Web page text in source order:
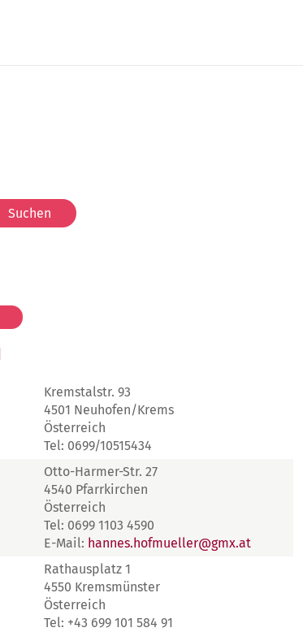
Kremstalstr. 93
4501 Neuhofen/Krems
Österreich
Tel: 0699/10515434
Otto-Harmer-Str. 27
4540 Pfarrkirchen
Österreich
Tel: 0699 1103 4590
E-Mail: hannes.hofmueller@gmx.at
Rathausplatz 1
4550 Kremsmünster
Österreich
Tel: +43 699 101 584 91